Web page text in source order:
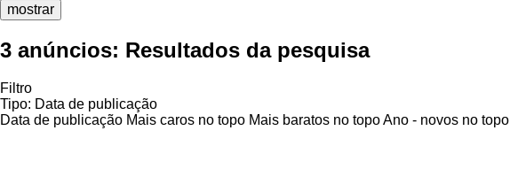
mostrar
3 anúncios: Resultados da pesquisa
Filtro
Tipo: Data de publicação
Data de publicação Mais caros no topo Mais baratos no topoAno - novos no topo